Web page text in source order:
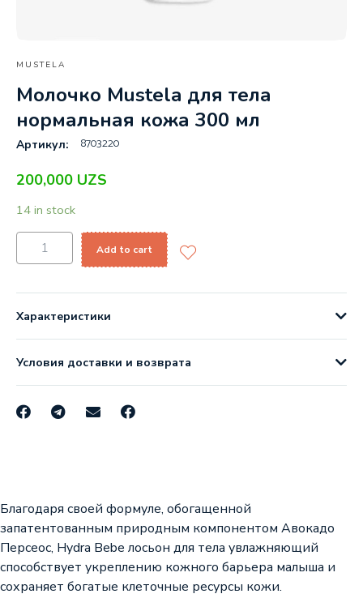
MUSTELA
Молочко Mustela для тела
нормальная кожа 300 мл
Артикул: 8703220
200,000 UZS
14 in stock
Add to cart
Характеристики
Условия доставки и возврата
Благодаря своей формуле, обогащенной
запатентованным природным компонентом Авокадо
Персеос, Hydra Bebe лосьон для тела увлажняющий
способствует укреплению кожного барьера малыша и
сохраняет богатые клеточные ресурсы кожи.